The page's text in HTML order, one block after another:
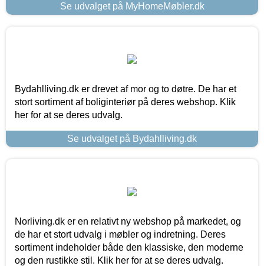
Se udvalget på MyHomeMøbler.dk
Bydahlliving.dk er drevet af mor og to døtre. De har et
stort sortiment af boliginteriør på deres webshop. Klik
her for at se deres udvalg.
Se udvalget på Bydahlliving.dk
Norliving.dk er en relativt ny webshop på markedet, og
de har et stort udvalg i møbler og indretning. Deres
sortiment indeholder både den klassiske, den moderne
og den rustikke stil. Klik her for at se deres udvalg.